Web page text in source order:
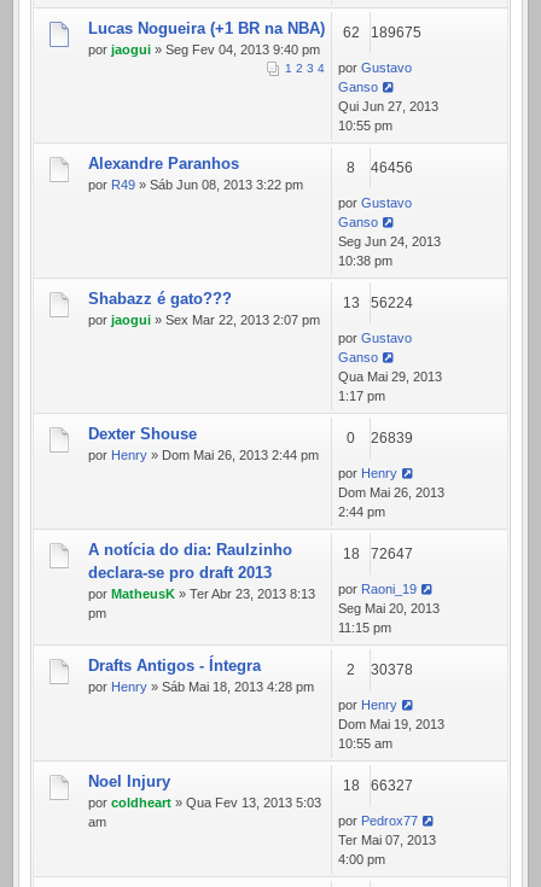
Lucas Nogueira (+1 BR na NBA)
por jaogui » Seg Fev 04, 2013 9:40 pm
1 2 3 4
62 189675
por Gustavo
Ganso
Qui Jun 27, 2013
10:55 pm
Alexandre Paranhos
por R49 » Sáb Jun 08, 2013 3:22 pm
8 46456
por Gustavo
Ganso
Seg Jun 24, 2013
10:38 pm
Shabazz é gato???
por jaogui » Sex Mar 22, 2013 2:07 pm
13 56224
por Gustavo
Ganso
Qua Mai 29, 2013
1:17 pm
Dexter Shouse
por Henry » Dom Mai 26, 2013 2:44 pm
0 26839
por Henry
Dom Mai 26, 2013
2:44 pm
A notícia do dia: Raulzinho
declara-se pro draft 2013
por MatheusK » Ter Abr 23, 2013 8:13
pm
18 72647
por Raoni_19
Seg Mai 20, 2013
11:15 pm
Drafts Antigos - Íntegra
por Henry » Sáb Mai 18, 2013 4:28 pm
2 30378
por Henry
Dom Mai 19, 2013
10:55 am
Noel Injury
por coldheart » Qua Fev 13, 2013 5:03
am
18 66327
por Pedrox77
Ter Mai 07, 2013
4:00 pm